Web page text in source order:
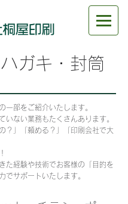
ガキ・封筒
一部をご紹介いたします。
いない業務もたくさんあります。
？」「頼める？」「印刷会社で大
た経験や技術でお客様の「目的を
でサポートいたします。